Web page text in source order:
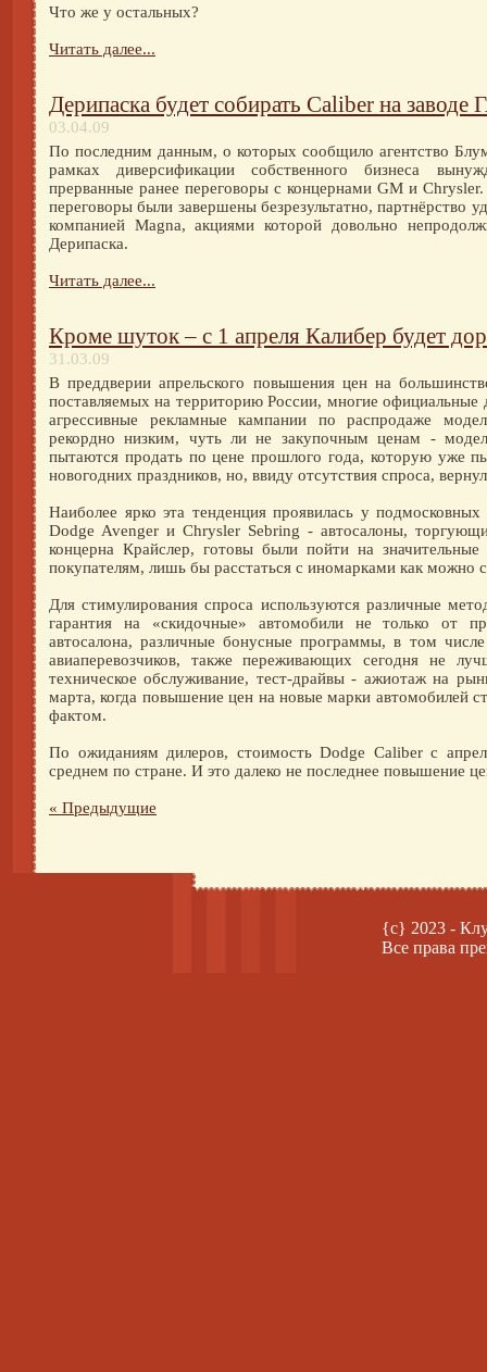
Что же у остальных?
Читать далее...
Дерипаска будет собирать Caliber на заводе
03.04.09
По последним данным, о которых сообщило агентство
рамках диверсификации собственного бизнеса
прерванные ранее переговоры с концернами GM и
переговоры были завершены безрезультатно, партнёрство
компанией Magna, акциями которой довольно
Дерипаска.
Читать далее...
Кроме шуток – с 1 апреля Калибер будет
31.03.09
В преддверии апрельского повышения цен на
поставляемых на территорию России, многие официальные
агрессивные рекламные кампании по распродаже
рекордно низким, чуть ли не закупочным ценам -
пытаются продать по цене прошлого года, которую уже
новогодних праздников, но, ввиду отсутствия спроса,
Наиболее ярко эта тенденция проявилась у
Dodge Avenger и Chrysler Sebring - автосалоны,
концерна Крайслер, готовы были пойти на значительные
покупателям, лишь бы расстаться с иномарками как можно
Для стимулирования спроса используются различные
гарантия на «скидочные» автомобили не только от
автосалона, различные бонусные программы, в том
авиаперевозчиков, также переживающих сегодня не
техническое обслуживание, тест-драйвы - ажиотаж на
марта, когда повышение цен на новые марки автомобилей
фактом.
По ожиданиям дилеров, стоимость Dodge Caliber с
среднем по стране. И это далеко не последнее повышение
« Предыдущие
{c} 2023 -
Все права